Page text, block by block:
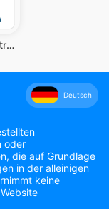
My Spectrum
Deutsch
oder
die auf Grundlage
in der alleinigen
keine